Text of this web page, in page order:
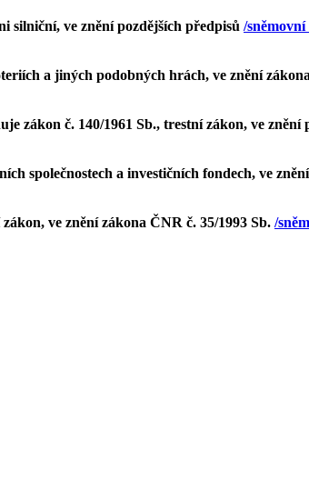
silniční, ve znění pozdějších předpisů /
a jiných podobných hrách, ve znění
zákon č. 140/1961 Sb., trestní zákon, ve znění
společnostech a investičních fondech, ve
ve znění zákona ČNR č. 35/1993 Sb. /